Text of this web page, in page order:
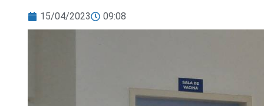
15/04/2023 09:08